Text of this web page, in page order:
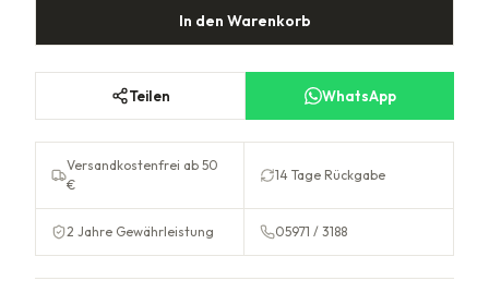
In den Warenkorb
Teilen WhatsApp
Versandkostenfrei ab 50
€
14 Tage Rückgabe
2 Jahre Gewährleistung 05971 / 3188